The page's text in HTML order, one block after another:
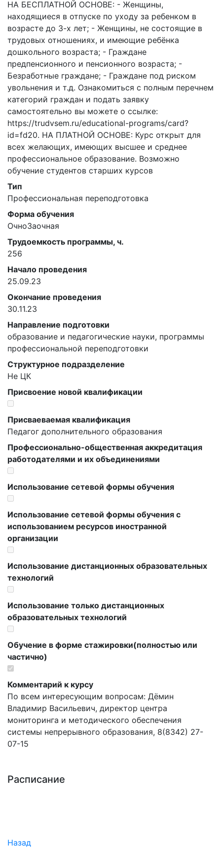
НА БЕСПЛАТНОЙ ОСНОВЕ: - Женщины,
находящиеся в отпуске по уходу за ребенком в
возрасте до 3-х лет; - Женщины, не состоящие в
трудовых отношениях, и имеющие ребёнка
дошкольного возраста; - Граждане
предпенсионного и пенсионного возраста; -
Безработные граждане; - Граждане под риском
увольнения и т.д. Ознакомиться с полным перечнем
категорий граждан и подать заявку
самостоятельно вы можете о ссылке:
https://trudvsem.ru/educational-programs/card?
id=fd20. НА ПЛАТНОЙ ОСНОВЕ: Курс открыт для
всех желающих, имеющих высшее и среднее
профессиональное образование. Возможно
обучение студентов старших курсов
Тип
Профессиональная переподготовка
Форма обучения
ОчноЗаочная
Трудоемкость программы, ч.
256
Начало проведения
25.09.23
Окончание проведения
30.11.23
Направление подготовки
образование и педагогические науки, программы
профессиональной переподготовки
Структурное подразделение
Не ЦК
Присвоение новой квалификации
Присваеваемая квалификация
Педагог дополнительного образования
Профессионально-общественная аккредитация
работодателями и их объединениями
Использование сетевой формы обучения
Использование сетевой формы обучения с
использованием ресурсов иностранной
организации
Использование дистанционных образовательных
технологий
Использование только дистанционных
образовательных технологий
Обучение в форме стажировки(полностью или
частично)
Комментарий к курсу
По всем интересующим вопросам: Дёмин
Владимир Васильевич, директор центра
мониторинга и методического обеспечения
системы непрерывного образования, 8(8342) 27-
07-15
Расписание
Назад